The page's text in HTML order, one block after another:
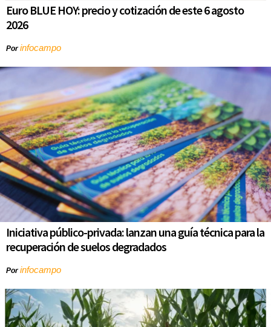
Euro BLUE HOY: precio y cotización de este 6 agosto
2026
Porinfocampo
Iniciativa público-privada: lanzan una guía técnica para la
recuperación de suelos degradados
Porinfocampo